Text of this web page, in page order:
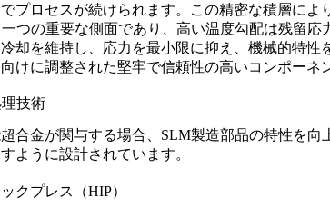
プロセスが続けられます。この精密な積層によ
つの重要な側面であり、高い温度勾配は残留応
却を維持し、応力を最小限に抑え、機械的特
けに調整された堅牢で信頼性の高いコンポーネ
技術
合金が関与する場合、SLM製造部品の特性を
ように設計されています。
クプレス（HIP）